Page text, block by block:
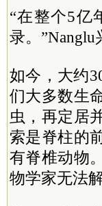
“在整个5亿
录。”Nanglu
如今，大约
们大多数生
虫，再定居
索是脊柱的
有脊椎动物
物学家无法解